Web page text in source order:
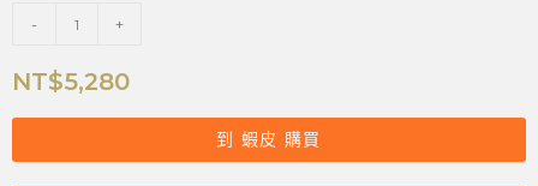
- +
NT$5,280
到 蝦皮 購買